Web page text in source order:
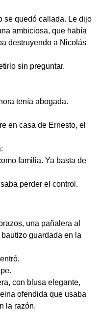
se quedó callada. Le dijo
ambiciosa, que había
destruyendo a Nicolás
sin preguntar.
tenía abogada.
en casa de Ernesto, el
familia. Ya basta de
perder el control.
una pañalera al
guardada en la
con blusa elegante,
ofendida que usaba
la razón.